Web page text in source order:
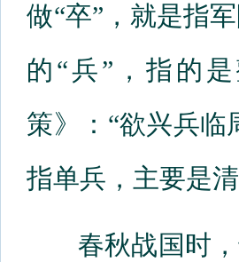
做“卒”，就是指
的“兵”，指的
策》：“欲兴兵临
指单兵，主要是清
春秋战国时，